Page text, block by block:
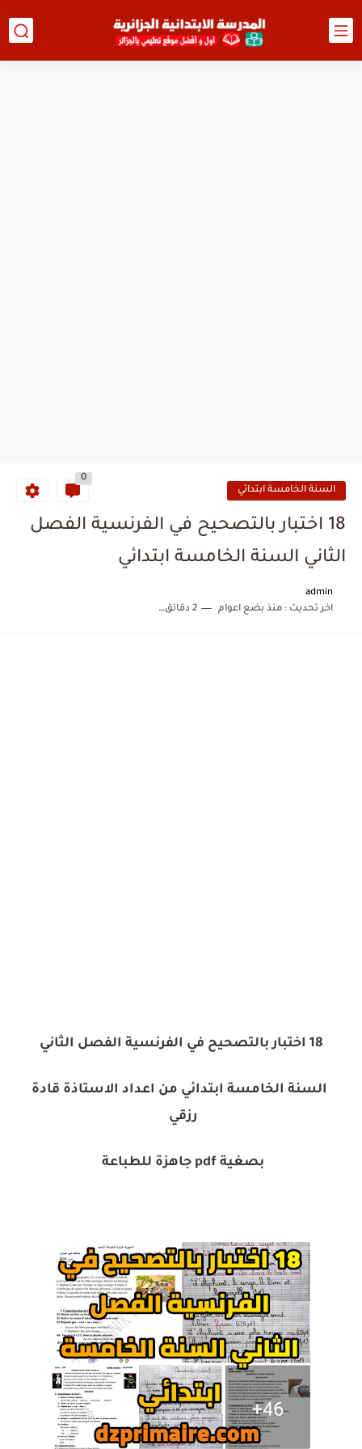
السنة الخامسة ابتدائي
0
18 اختبار بالتصحيح في الفرنسية الفصل
الثاني السنة الخامسة ابتدائي
admin
اخر تحديث :منذ بضع اعوام 2 دقائق للقراءة
18 اختبار بالتصحيح في الفرنسية الفصل الثاني
السنة الخامسة ابتدائي من اعداد الاستاذة قادة
رزقي
بصغية pdf جاهزة للطباعة